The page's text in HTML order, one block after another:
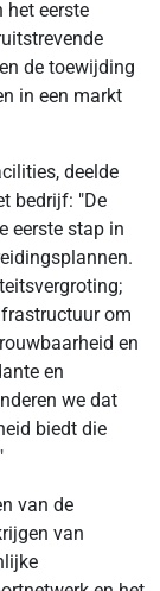
het eerste
de toewijding
in een markt
deelde
bedrijf: "De
eerste stap in
om
en
en
we dat
biedt die
van de
van